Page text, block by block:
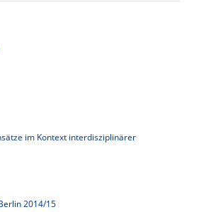
im Kontext interdisziplinärer
2014/15